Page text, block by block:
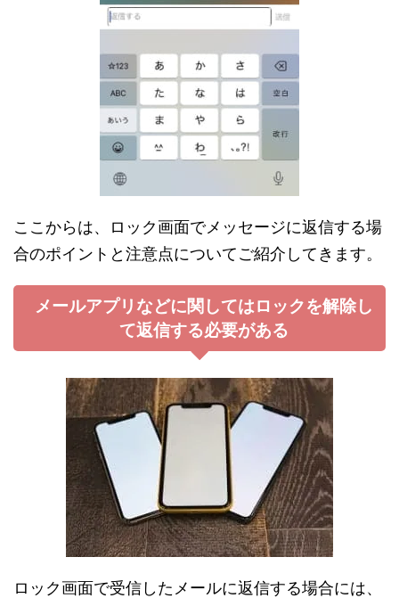
ここからは、ロック画面でメッセージに返信する場
合のポイントと注意点についてご紹介してきます。
メールアプリなどに関してはロックを解除し
て返信する必要がある
ロック画面で受信したメールに返信する場合には、